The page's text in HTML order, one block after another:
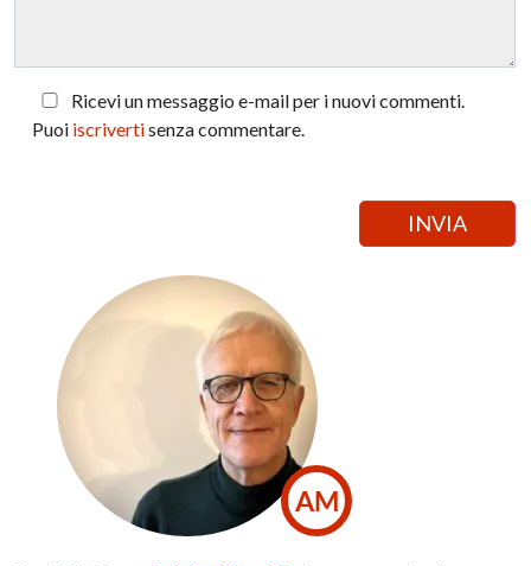
Ricevi un messaggio e-mail per i nuovi commenti.
Puoi iscrivertisenza commentare.
AM